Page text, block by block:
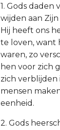
1. Gods
wijden aan
Hij heeft ons
te loven, want
waren, zo
hen voor zich
zich verblijden
mensen
eenheid.
2. Gods